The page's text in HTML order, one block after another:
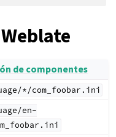
de componentes
*/com_foobar.ini
en-